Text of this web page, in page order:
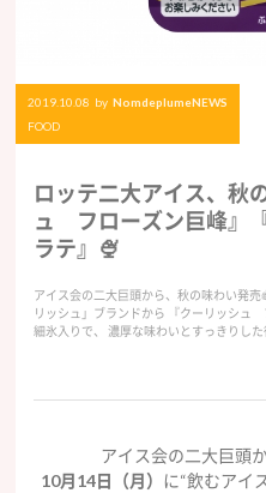
2019.10.08 by NomdeplumeNEWS
FOOD
ロッテ二大アイス、秋
ュ フローズン巨峰』
ラテ』🍨
アイス会の二大巨頭から、秋の味わい発
リッシュ」ブランドから 『クーリッシュ
細氷入りで、 濃厚な味わいとすっきりし
アイス会の二大巨頭
10月14日（月） に“飲むアイ